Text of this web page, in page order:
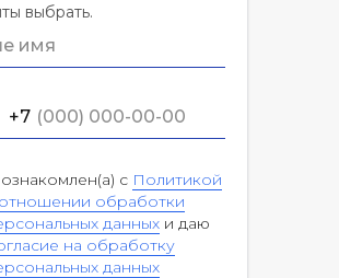
выбрать.
+7
с Политикой
обработки
данных и даю
на обработку
данных